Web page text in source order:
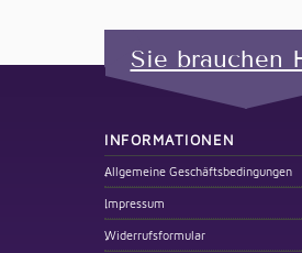
Sie brauchen
INFORMATIONEN
Allgemeine Geschäftsbedingungen
Impressum
Widerrufsformular